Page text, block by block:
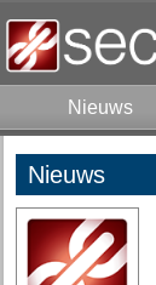
Nieuws
Nieuws